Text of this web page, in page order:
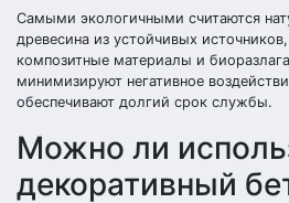
Самыми экологичными считаются
древесина из устойчивых
композитные материалы и
минимизируют негативное
обеспечивают долгий срок службы.
Можно ли
декоративный